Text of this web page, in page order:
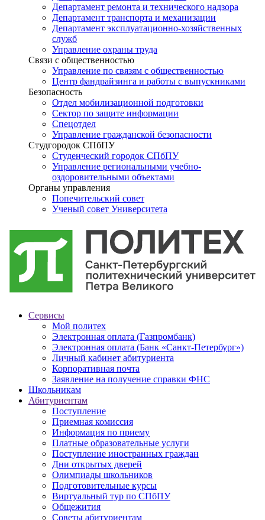
Департамент ремонта и технического надзора
Департамент транспорта и механизации
Департамент эксплуатационно-хозяйственных
служб
Управление охраны труда
Связи с общественностью
Управление по связям с общественностью
Центр фандрайзинга и работы с выпускниками
Безопасность
Отдел мобилизационной подготовки
Сектор по защите информации
Спецотдел
Управление гражданской безопасности
Студгородок СПбПУ
Студенческий городок СПбПУ
Управление региональными учебно-
оздоровительными объектами
Органы управления
Попечительский совет
Ученый совет Университета
Сервисы
Мой политех
Электронная оплата (Газпромбанк)
Электронная оплата (Банк «Санкт-Петербург»)
Личный кабинет абитуриента
Корпоративная почта
Заявление на получение справки ФНС
Школьникам
Абитуриентам
Поступление
Приемная комиссия
Информация по приему
Платные образовательные услуги
Поступление иностранных граждан
Дни открытых дверей
Олимпиады школьников
Подготовительные курсы
Виртуальный тур по СПбПУ
Общежития
Советы абитуриентам